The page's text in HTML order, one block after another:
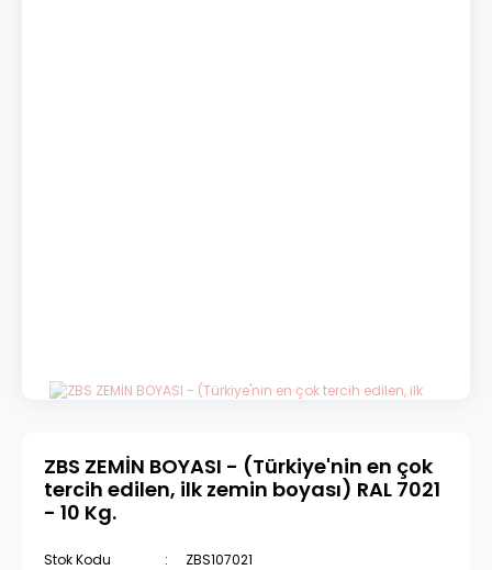
ZBS ZEMİN BOYASI - (Türkiye'nin en çok
tercih edilen, ilk zemin boyası) RAL 7021
- 10 Kg.
Stok Kodu
ZBS107021